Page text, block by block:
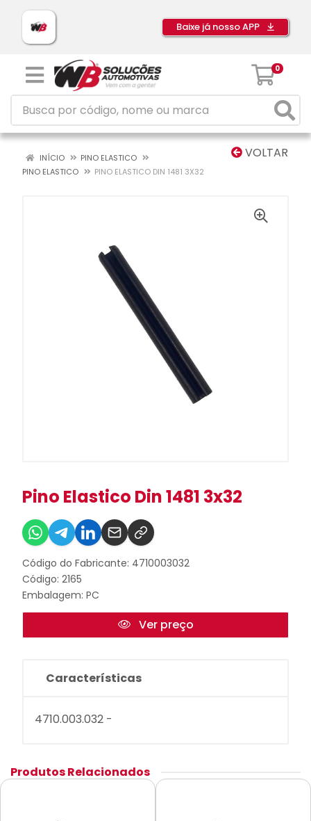
Baixe já nosso APP
0
VOLTAR
INÍCIO
PINO ELASTICO
PINO ELASTICO
PINO ELASTICO DIN 1481 3X32
Pino Elastico Din 1481 3x32
Código do Fabricante: 4710003032
Código: 2165
Embalagem: PC
Ver preço
Características
4710.003.032 -
Produtos Relacionados